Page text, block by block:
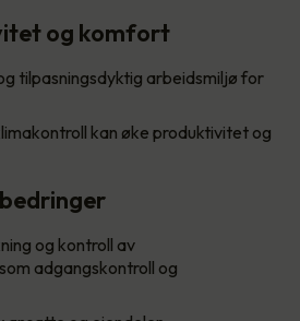
og komfort
tilpasningsdyktig arbeidsmiljø for
kan øke produktivitet og
og kontroll av
adgangskontroll og